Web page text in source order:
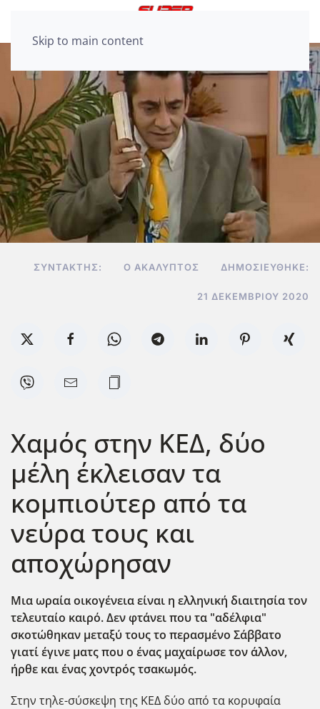
Skip to main content
ΣΥΝΤΆΚΤΗΣ: Ο ΑΚΆΛΥΠΤΟΣ ΔΗΜΟΣΙΕΎΘΗΚΕ:
21 ΔΕΚΕΜΒΡΊΟΥ 2020
Χαμός στην ΚΕΔ, δύο
μέλη έκλεισαν τα
κομπιούτερ από τα
νεύρα τους και
αποχώρησαν
Μια ωραία οικογένεια είναι η ελληνική διαιτησία τον
τελευταίο καιρό. Δεν φτάνει που τα "αδέλφια"
σκοτώθηκαν μεταξύ τους το περασμένο Σάββατο
γιατί έγινε ματς που ο ένας μαχαίρωσε τον άλλον,
ήρθε και ένας χοντρός τσακωμός.
Στην τηλε-σύσκεψη της ΚΕΔ δύο από τα κορυφαία